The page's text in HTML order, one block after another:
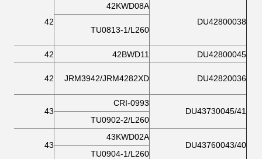
DU42800038
42KWD08A
42
TU0813-1/L260
DU42800045
42BWD11
42
DU42820036
JRM3942/JRM4282XD
42
DU43730045/41
CRI-0993
43
TU0902-2/L260
DU43760043/40
43KWD02A
43
TU0904-1/L260